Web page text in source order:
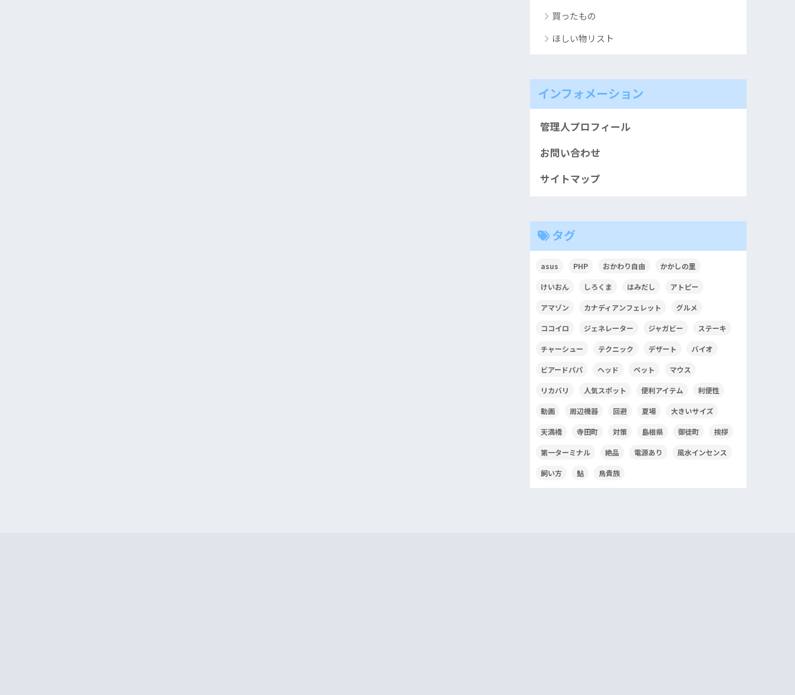
買ったもの
ほしい物リスト
インフォメーション
管理人プロフィール
お問い合わせ
サイトマップ
タグ
asus PHP おかわり自由 かかしの里
けいおん しろくま はみだし アトピー
アマゾン カナディアンフェレット グルメ
ココイロ ジェネレーター ジャガビー ステーキ
チャーシュー テクニック デザート バイオ
ビアードパパ ヘッド ペット マウス
リカバリ 人気スポット 便利アイテム 利便性
動画 周辺機器 回避 夏場 大きいサイズ
天満橋 寺田町 対策 島根県 御徒町 挨拶
第一ターミナル 絶品 電源あり 風水インセンス
飼い方 鮎 鳥貴族